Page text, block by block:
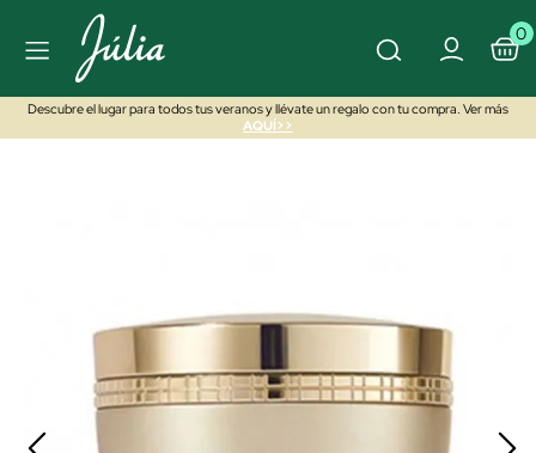
0
Descubre el lugar para todos tus veranos y llévate un regalo con tu compra. Ver más
AQUÍ>>